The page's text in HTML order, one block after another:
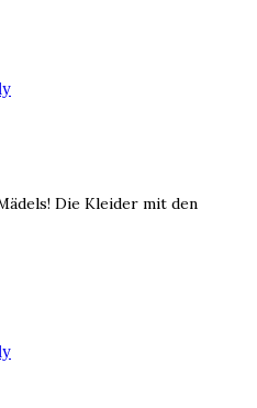
Die Kleider mit den